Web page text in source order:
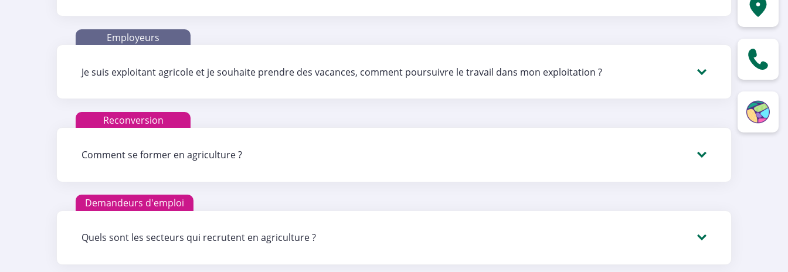
Employeurs
Je suis exploitant agricole et je souhaite prendre des vacances, comment poursuivre le travail dans mon exploitation ?
Reconversion
Comment se former en agriculture ?
Demandeurs d'emploi
Quels sont les secteurs qui recrutent en agriculture ?